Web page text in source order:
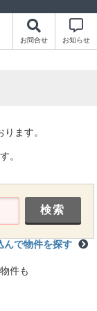
お問合せ お知らせ
ます。
。
んで物件を探す
件も